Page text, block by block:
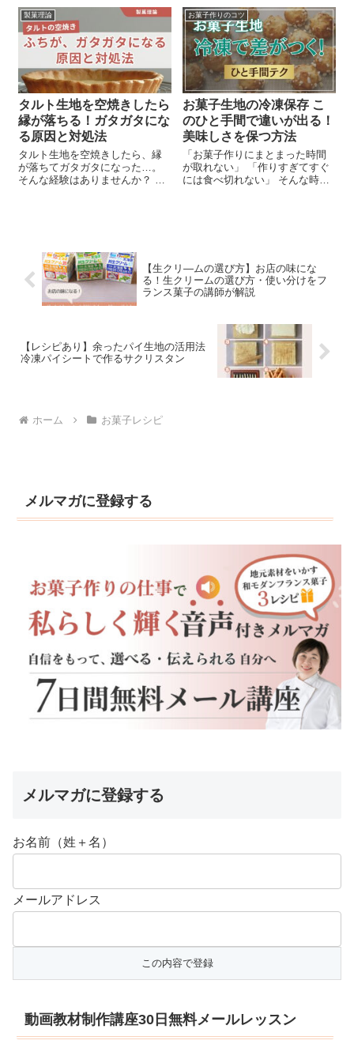
温度管理は、お菓子の仕上がり
を左右します！ …と言われて
「芯温計」や「放射温度計」を
買ってみたけれど イマイチ使い
分けができてない、 正しくはか
れていのるか不安がある方へ。 2
つの温度計の違い、使い分けに
ついて解説します。
製菓理論
タルト生地を空焼きしたら
縁が落ちる！ガタガタにな
る原因と対処法
タルト生地を空焼きしたら、縁
が落ちてガタガタになった…。
そんな経験はありませんか？ プ
お菓子作りのコツ
お菓子生地の冷凍保存 こ
のひと手間で違いが出る！
美味しさを保つ方法
「お菓子作りにまとまった時間
が取れない」 「作りすぎてすぐ
には食べ切れない」 そんな時に
でも楽しめます。
【生クリ―ムの選び方】お店の味にな
る！生クリームの選び方・使い分けをフ
ランス菓子の講師が解説
【レシピあり】余ったパイ生地の活用法
冷凍パイシートで作るサクリスタン
ホーム お菓子レシピ
メルマガに登録する
メルマガに登録する
お名前（姓＋名）
メールアドレス
動画教材制作講座30日無料メールレッスン